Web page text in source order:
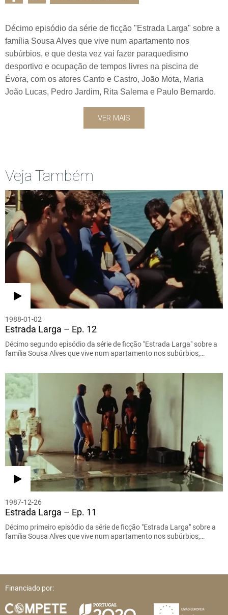
Décimo episódio da série de ficção "Estrada Larga" sobre a
família Sousa Alves que vive num apartamento nos
subúrbios, e que desta vez vai fazer paraquedismo
desportivo e ocupação de tempos livres na piscina de
Évora, com os atores Canto e Castro, João Mota, Maria
João Lucas, Pedro Jardim, Rita Salema e Paulo Bernardo.
VER MAIS
Veja Também
1988-01-02
Estrada Larga – Ep. 12
Décimo segundo episódio da série de ficção "Estrada Larga" sobre a
família Sousa Alves que vive num apartamento nos subúrbios,…
1987-12-26
Estrada Larga – Ep. 11
Décimo primeiro episódio da série de ficção "Estrada Larga" sobre a
família Sousa Alves que vive num apartamento nos subúrbios,…
Financiado por: